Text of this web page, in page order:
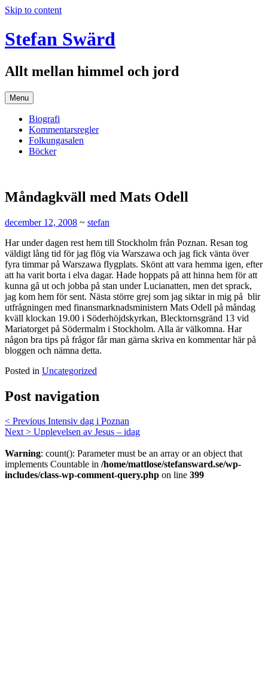
Skip to content
Stefan Swärd
Allt mellan himmel och jord
Menu
Biografi
Kommentarsregler
Folkungasalen
Böcker
Måndagkväll med Mats Odell
december 12, 2008 ~ stefan
Har under dagen rest hem till Stockholm från Poznan. Resan tog
väldigt lång tid för jag flög via Warszawa och jag fick vänta över
fyra timmar på Warszawa flygplats. Skönt att vara hemma igen, efter
att ha varit borta i elva dagar. Hade hoppats på att hinna hem för att
kunna gå ut och jobba på stan under Lucianatten, men det sprack,
jag kom hem för sent. Nästa större grej som jag siktar in mig på blir
utfrågningen med finansmarknadsministern Mats Odell på måndag
kväll klockan 19.00 i Söderhöjdskyrkan, Blecktornsgränd 13 vid
Mariatorget på Södermalm i Stockholm. Alla är välkomna. Har
någon bra tips på frågor får man gärna skriva en kommentar här på
bloggen och nämna detta.
Posted in Uncategorized
Post navigation
< Previous Intensiv dag i Poznan
Next > Upplevelsen av Jesus – idag
Warning: count(): Parameter must be an array or an object that
implements Countable in /home/mattlose/stefansward.se/wp-
includes/class-wp-comment-query.php on line 399